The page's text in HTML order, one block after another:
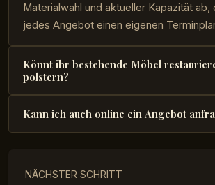
Materialwahl und aktueller Kapazität ab,
jedes Angebot einen eigenen
Könnt ihr bestehende Möbel
polstern?
Kann ich auch online ein Angebot
NÄCHSTER SCHRITT